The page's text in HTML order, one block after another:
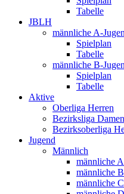
Tabelle
JBLH
männliche A-
Spielplan
Tabelle
männliche B-
Spielplan
Tabelle
Aktive
Oberliga Herren
Bezirksliga Damen
Bezirksoberliga
Jugend
Männlich
männliche
männliche
männliche